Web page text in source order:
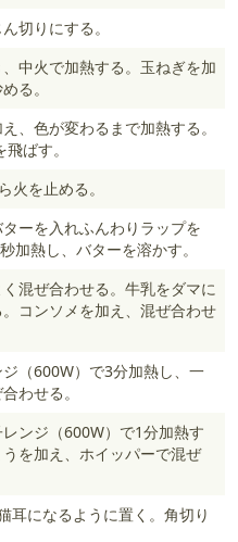
切りにする。
中火で加熱する。玉ねぎを加
る。
、色が変わるまで加熱する。
ばす。
火を止める。
ーを入れふんわりラップを
加熱し、バターを溶かす。
混ぜ合わせる。牛乳をダマに
コンソメを加え、混ぜ合わせ
（600W）で3分加熱し、一
わせる。
ンジ（600W）で1分加熱す
を加え、ホイッパーで混ぜ
耳になるように置く。角切り